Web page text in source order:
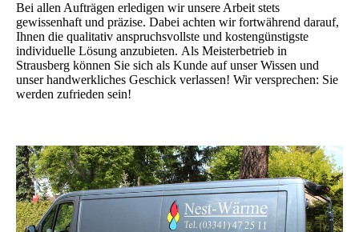
Bei allen Aufträgen erledigen wir unsere Arbeit stets
gewissenhaft und präzise. Dabei achten wir fortwährend darauf,
Ihnen die qualitativ anspruchsvollste und kostengünstigste
individuelle Lösung anzubieten. Als Meisterbetrieb in
Strausberg können Sie sich als Kunde auf unser Wissen und
unser handwerkliches Geschick verlassen! Wir versprechen: Sie
werden zufrieden sein!